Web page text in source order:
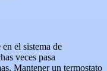
el sistema de
veces pasa
Mantener un termostato